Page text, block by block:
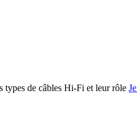
types de câbles Hi-Fi et leur rôle